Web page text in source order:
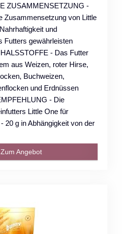
ZUSAMMENSETZUNG -
Zusammensetzung von Little
und
Futters gewährleisten
- Das Futter
aus Weizen, roter Hirse,
Buchweizen,
und Erdnüssen
- Die
Little One für
20 g in Abhängigkeit von der
Zum Angebot